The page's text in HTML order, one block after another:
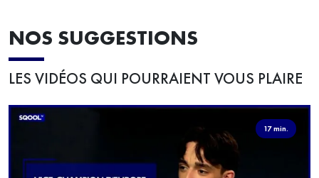
NOS SUGGESTIONS
LES VIDÉOS QUI POURRAIENT VOUS PLAIRE
17 min.